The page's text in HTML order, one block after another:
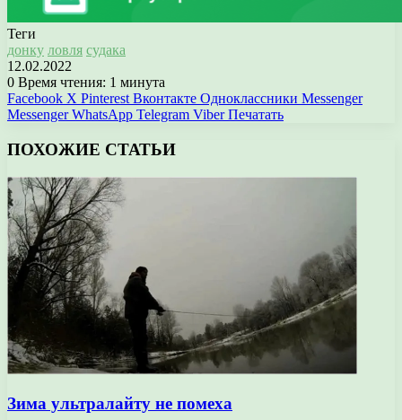
Теги
донку ловля судака
12.02.2022
0 Время чтения: 1 минута
Facebook X Pinterest Вконтакте Одноклассники Messenger
Messenger WhatsApp Telegram Viber Печатать
ПОХОЖИЕ СТАТЬИ
Зима ультралайту не помеха